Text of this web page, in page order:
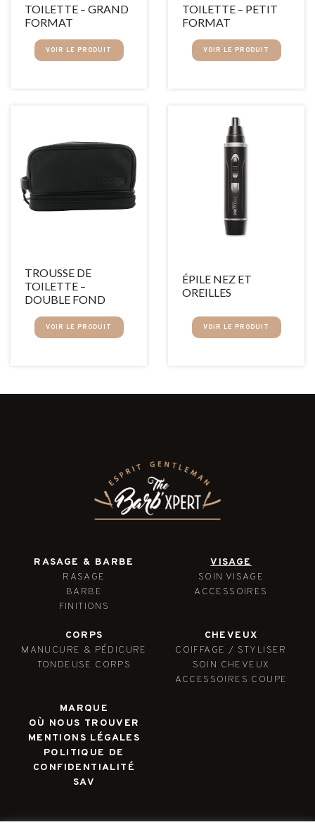
TOILETTE – GRAND
FORMAT
VOIR LE PRODUIT
TOILETTE – PETIT
FORMAT
VOIR LE PRODUIT
TROUSSE DE
TOILETTE –
DOUBLE FOND
VOIR LE PRODUIT
ÉPILE NEZ ET
OREILLES
VOIR LE PRODUIT
RASAGE & BARBE
RASAGE
BARBE
FINITIONS
VISAGE
SOIN VISAGE
ACCESSOIRES
CORPS
MANUCURE & PÉDICURE
TONDEUSE CORPS
CHEVEUX
COIFFAGE / STYLISER
SOIN CHEVEUX
ACCESSOIRES COUPE
MARQUE
OÙ NOUS TROUVER
MENTIONS LÉGALES
POLITIQUE DE
CONFIDENTIALITÉ
SAV